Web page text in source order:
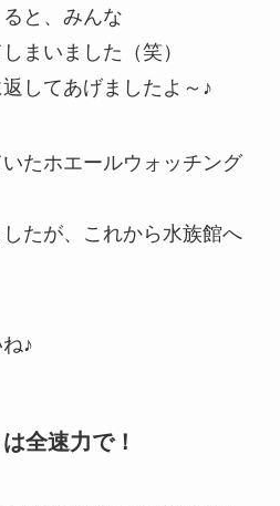
と、みんな
まいました（笑）
してあげましたよ～♪
たホエールウォッチング
たが、これから水族館へ
♪
全速力で！